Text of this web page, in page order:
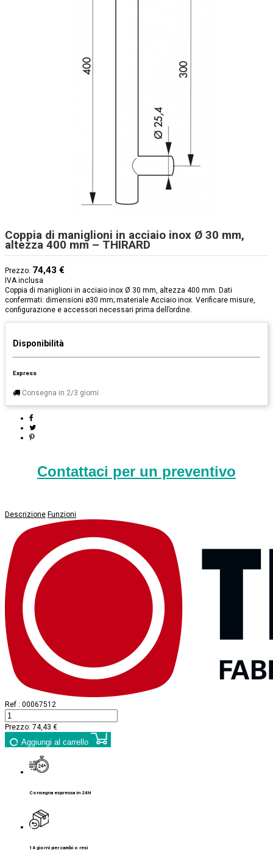
Coppia di maniglioni in acciaio inox Ø 30 mm,
altezza 400 mm – THIRARD
Prezzo: 74,43 €
IVA inclusa
Coppia di maniglioni in acciaio inox Ø 30 mm, altezza 400 mm. Dati
confermati: dimensioni ø30 mm; materiale Acciaio inox. Verificare misure,
configurazione e accessori necessari prima dell’ordine.
Disponibilità
Express
Consegna in 2/3 giorni
Contattaci per un preventivo
Descrizione Funzioni
Ref : 00067512
Prezzo: 74,43 €
Aggiungi al carrello
Consegna espressa in 24H
14 giorni per cambi o resi